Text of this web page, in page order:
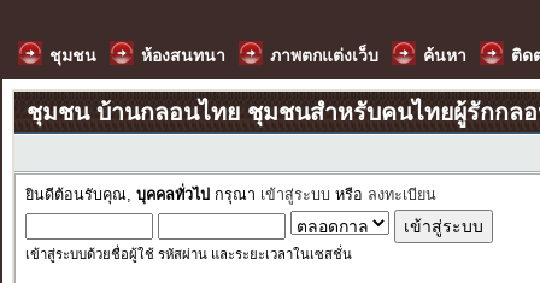
ชุมชน ห้องสนทนา ภาพตกแต่งเว็บ ค้นหา ติด
ชุมชน บ้านกลอนไทย ชุมชนสำหรับคนไทยผู้รักกล
ยินดีต้อนรับคุณ, บุคคลทั่วไป กรุณา เข้าสู่ระบบ หรือ ลงทะเบียน
เข้าสู่ระบบด้วยชื่อผู้ใช้ รหัสผ่าน และระยะเวลาในเซสชั่น